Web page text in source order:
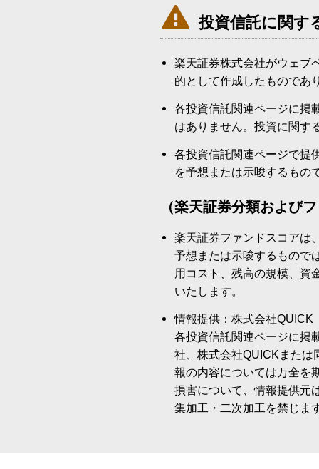
 投資信託に関す
楽天証券株式会社がウェブ
的として作成したものであ
各投資信託関連ページに掲
はありません。投資に関す
各投資信託関連ページで提
を予想または示唆するもの
（楽天証券分類および
楽天証券ファンドスコアは
予想または示唆するもので
用コスト、残高の規模、資
いたします。
情報提供：株式会社QUICK
各投資信託関連ページに掲
社、株式会社QUICKまたは
報の内容については万全を
損害について、情報提供元
集加工・二次加工を禁じま